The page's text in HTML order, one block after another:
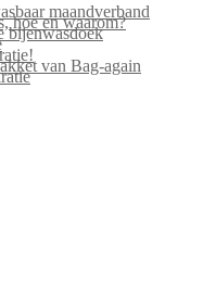
maandverband
hoe en waarom?
bijenwasdoek
van Bag-again